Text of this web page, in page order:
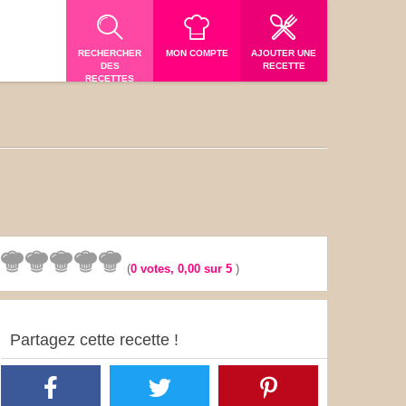
RECHERCHER
DES
RECETTES
MON COMPTE
AJOUTER UNE
RECETTE
(0 votes,0,00 sur 5)
Partagez cette recette !